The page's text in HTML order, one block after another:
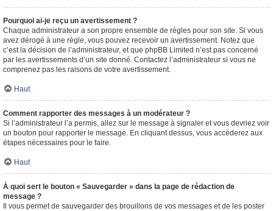
Pourquoi ai-je reçu un avertissement ?
Chaque administrateur a son propre ensemble de règles pour son site. Si vous
avez dérogé à une règle, vous pouvez recevoir un avertissement. Notez que
c’est la décision de l’administrateur, et que phpBB Limited n’est pas concerné
par les avertissements d’un site donné. Contactez l’administrateur si vous ne
comprenez pas les raisons de votre avertissement.
Haut
Comment rapporter des messages à un modérateur ?
Si l’administrateur l’a permis, allez sur le message à signaler et vous devriez voir
un bouton pour rapporter le message. En cliquant dessus, vous accéderez aux
étapes nécessaires pour le faire.
Haut
À quoi sert le bouton « Sauvegarder » dans la page de rédaction de
message ?
Il vous permet de sauvegarder des brouillons de vos messages et de les poster